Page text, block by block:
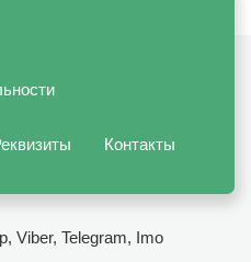
Контакты
Viber, Telegram, Imo